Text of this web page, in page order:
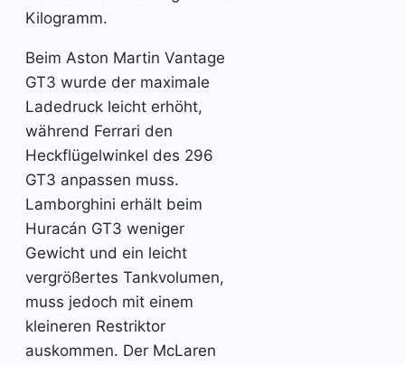
Kilogramm.
Beim Aston Martin Vantage
GT3 wurde der maximale
Ladedruck leicht erhöht,
während Ferrari den
Heckflügelwinkel des 296
GT3 anpassen muss.
Lamborghini erhält beim
Huracán GT3 weniger
Gewicht und ein leicht
vergrößertes Tankvolumen,
muss jedoch mit einem
kleineren Restriktor
auskommen. Der McLaren